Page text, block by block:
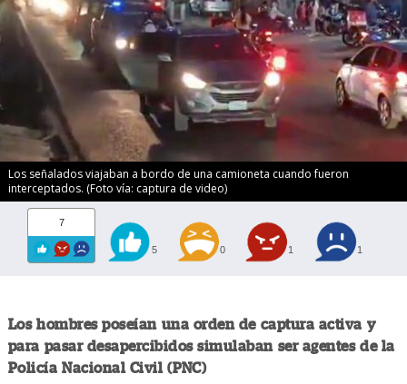
Los señalados viajaban a bordo de una camioneta cuando fueron
interceptados. (Foto vía: captura de video)
7
5 0 1 1
Los hombres poseían una orden de captura activa y
para pasar desapercibidos simulaban ser agentes de la
Policía Nacional Civil (PNC)